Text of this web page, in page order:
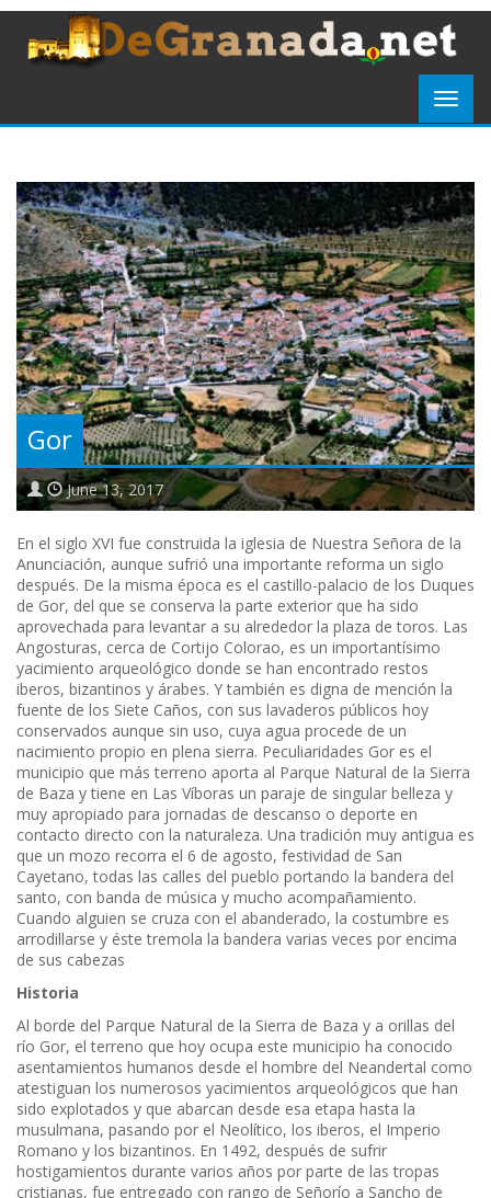
Gor
June 13, 2017
En el siglo XVI fue construida la iglesia de Nuestra Señora de la
Anunciación, aunque sufrió una importante reforma un siglo
después. De la misma época es el castillo-palacio de los Duques
de Gor, del que se conserva la parte exterior que ha sido
aprovechada para levantar a su alrededor la plaza de toros. Las
Angosturas, cerca de Cortijo Colorao, es un importantísimo
yacimiento arqueológico donde se han encontrado restos
iberos, bizantinos y árabes. Y también es digna de mención la
fuente de los Siete Caños, con sus lavaderos públicos hoy
conservados aunque sin uso, cuya agua procede de un
nacimiento propio en plena sierra. Peculiaridades Gor es el
municipio que más terreno aporta al Parque Natural de la Sierra
de Baza y tiene en Las Víboras un paraje de singular belleza y
muy apropiado para jornadas de descanso o deporte en
contacto directo con la naturaleza. Una tradición muy antigua es
que un mozo recorra el 6 de agosto, festividad de San
Cayetano, todas las calles del pueblo portando la bandera del
santo, con banda de música y mucho acompañamiento.
Cuando alguien se cruza con el abanderado, la costumbre es
arrodillarse y éste tremola la bandera varias veces por encima
de sus cabezas
Historia
Al borde del Parque Natural de la Sierra de Baza y a orillas del
río Gor, el terreno que hoy ocupa este municipio ha conocido
asentamientos humanos desde el hombre del Neandertal como
atestiguan los numerosos yacimientos arqueológicos que han
sido explotados y que abarcan desde esa etapa hasta la
musulmana, pasando por el Neolítico, los iberos, el Imperio
Romano y los bizantinos. En 1492, después de sufrir
hostigamientos durante varios años por parte de las tropas
cristianas, fue entregado con rango de Señorío a Sancho de